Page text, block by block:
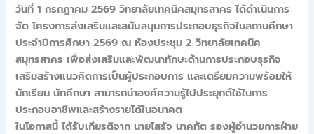
วันที่ 1 กรกฎาคม 2569 วิทยาลัยเทคนิคสมุทรสาคร ได้ดำเนินการ
จัด โครงการส่งเสริมและสนับสนุนการประกอบธุรกิจในสถานศึกษา
ประจำปีการศึกษา 2569 ณ ห้องประชุม 2 วิทยาลัยเทคนิค
สมุทรสาคร เพื่อส่งเสริมและพัฒนาทักษะด้านการประกอบธุรกิจ
เสริมสร้างแนวคิดการเป็นผู้ประกอบการ และเตรียมความพร้อมให้
นักเรียน นักศึกษา สามารถนำองค์ความรู้ไปประยุกต์ใช้ในการ
ประกอบอาชีพและสร้างรายได้ในอนาคต
ในโอกาสนี้ ได้รับเกียรติจาก นายโสรัจ นาคทัต รองผู้อำนวยการฝ่าย